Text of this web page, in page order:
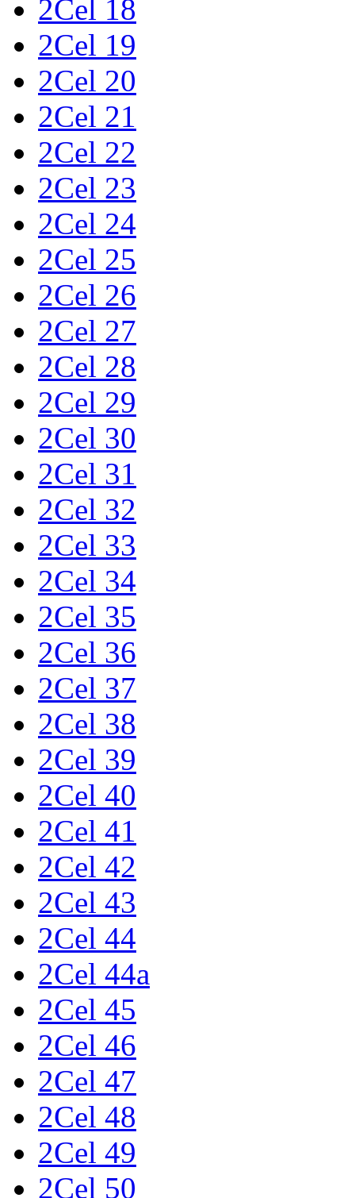
2Cel 18
2Cel 19
2Cel 20
2Cel 21
2Cel 22
2Cel 23
2Cel 24
2Cel 25
2Cel 26
2Cel 27
2Cel 28
2Cel 29
2Cel 30
2Cel 31
2Cel 32
2Cel 33
2Cel 34
2Cel 35
2Cel 36
2Cel 37
2Cel 38
2Cel 39
2Cel 40
2Cel 41
2Cel 42
2Cel 43
2Cel 44
2Cel 44a
2Cel 45
2Cel 46
2Cel 47
2Cel 48
2Cel 49
2Cel 50